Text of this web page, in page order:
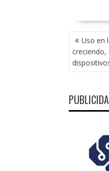
DE
ENTRADAS
Uso en